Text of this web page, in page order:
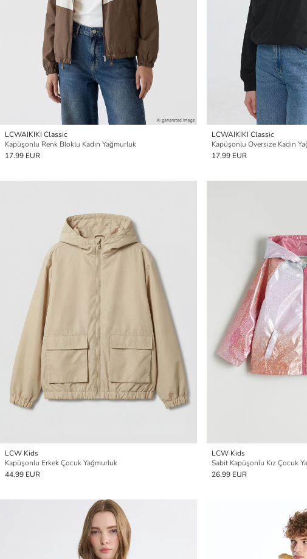
LCWAIKIKI Classic
Kapüşonlu Renk Bloklu Kadın Yağmurluk
17.99 EUR
LCWAIKIKI Classic
Kapüşonlu Oversize Kadın
17.99 EUR
LCW Kids
Kapüşonlu Erkek Çocuk Yağmurluk
44.99 EUR
LCW Kids
Sabit Kapüşonlu Kız Çocuk
26.99 EUR